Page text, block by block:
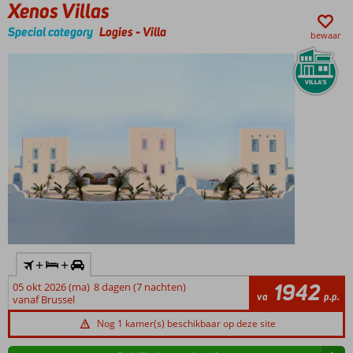
met
glijbaan
Xenos Villas
Special category Logies-Villa bewaar
+ +
05 okt 2026 (ma) 8 dagen (7 nachten)
vanaf Brussel
va 1942 p.p.
Nog 1 kamer(s) beschikbaar op deze site